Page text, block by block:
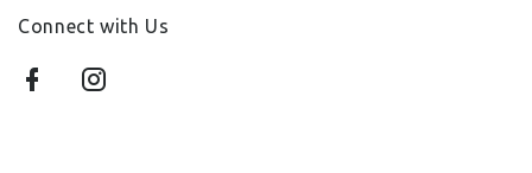
Connect with Us